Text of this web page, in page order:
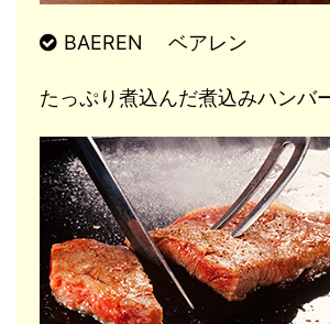
BAEREN ベアレン
たっぷり煮込んだ煮込みハン